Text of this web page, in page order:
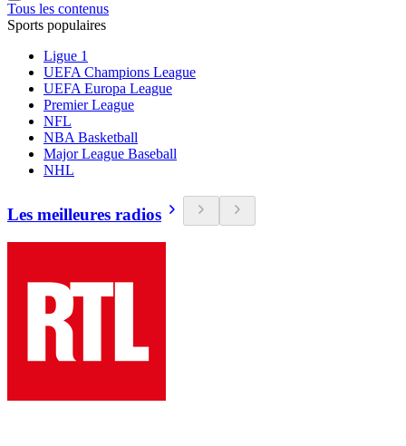
Tous les contenus
Sports populaires
Ligue 1
UEFA Champions League
UEFA Europa League
Premier League
NFL
NBA Basketball
Major League Baseball
NHL
Les meilleures radios